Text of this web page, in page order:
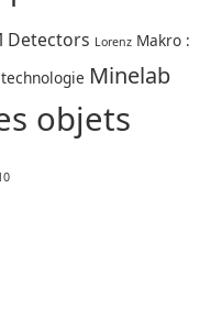
Detectors Lorenz Makro :
Minelab
objets